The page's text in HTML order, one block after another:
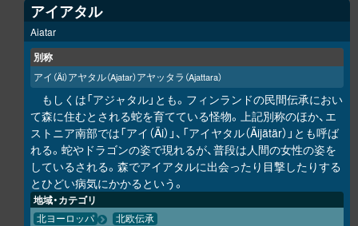
アイアタル
Aiatar
別称
アイ （Äi）アヤタル（Ajatar）アヤッタラ （Ajattara）
もしくは「アジャタル」とも。フィンランドの民間伝承におい
て森に住むとされる蛇を育てている怪物。上記別称のほか、エ
ストニア南部では「アイ（Äi）」、「アイヤタル（Äijätär）」とも呼ば
れる。蛇やドラゴンの姿で現れるが、普段は人間の女性の姿を
しているされる。森でアイアタルに出会ったり目撃したりする
とひどい病気にかかるという。
地域・カテゴリ
北ヨーロッパ 北欧伝承